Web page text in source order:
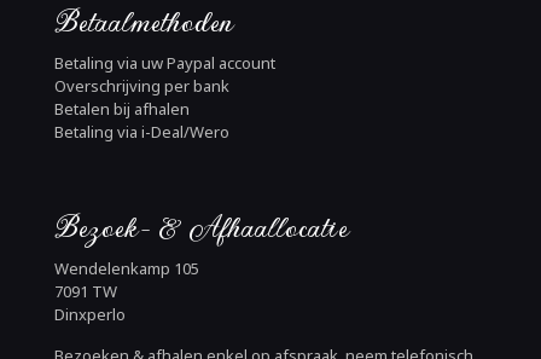
Betaalmethoden
Betaling via uw Paypal account
Overschrijving per bank
Betalen bij afhalen
Betaling via i-Deal/Wero
Bezoek- & Afhaallocatie
Wendelenkamp 105
7091 TW
Dinxperlo